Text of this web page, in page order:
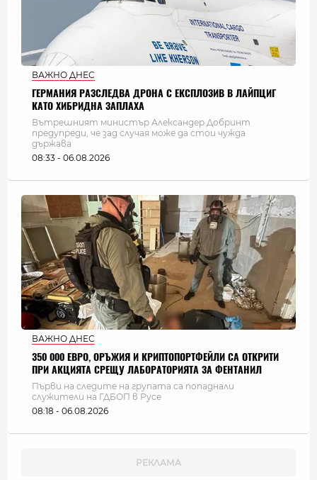
ВАЖНО ДНЕС
ГЕРМАНИЯ РАЗСЛЕДВА ДРОНА С ЕКСПЛОЗИВ В ЛАЙПЦИГ
КАТО ХИБРИДНА ЗАПЛАХА
Вътрешният министър Александер Добринт
предупреди, че зад случая може да стои чужда
държава
08:33 - 06.08.2026
ВАЖНО ДНЕС
350 000 ЕВРО, ОРЪЖИЯ И КРИПТОПОРТФЕЙЛИ СА ОТКРИТИ
ПРИ АКЦИЯТА СРЕЩУ ЛАБОРАТОРИЯТА ЗА ФЕНТАНИЛ
Първи на следите на групата са попаднали
служители на ГДБОП в Русе
08:18 - 06.08.2026